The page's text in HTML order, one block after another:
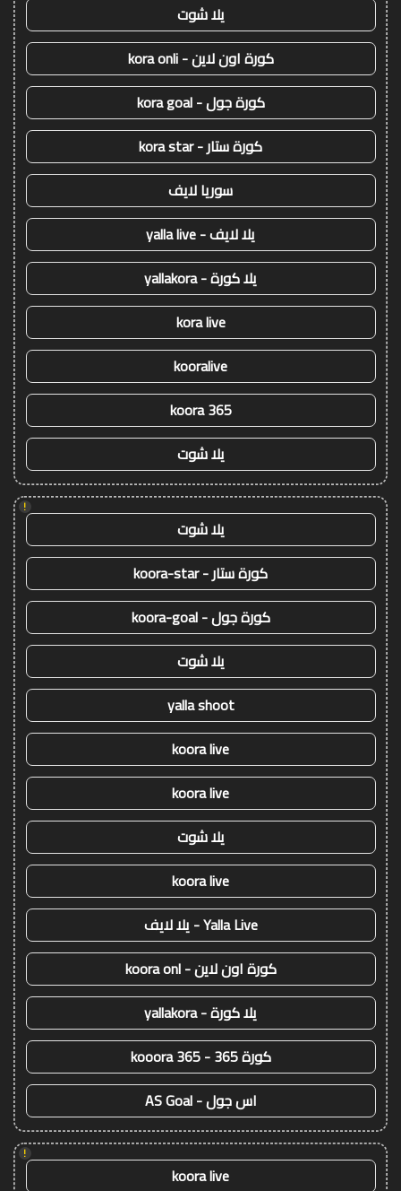
يلا شوت
كورة اون لاين - kora onli
كورة جول - kora goal
كورة ستار - kora star
سوريا لايف
يلا لايف - yalla live
يلا كورة - yallakora
kora live
kooralive
koora 365
يلا شوت
!
يلا شوت
كورة ستار - koora-star
كورة جول - koora-goal
يلا شوت
yalla shoot
koora live
koora live
يلا شوت
koora live
Yalla Live - يلا لايف
كورة اون لاين - koora onl
يلا كورة - yallakora
كورة 365 - kooora 365
اس جول - AS Goal
!
koora live